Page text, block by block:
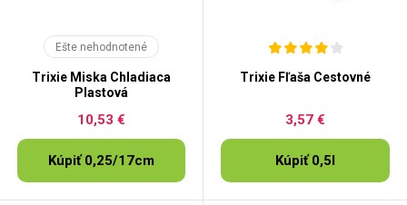
Ešte nehodnotené
Trixie Miska Chladiaca
Plastová
10,53 €
Kúpiť 0,25/17cm
Trixie Fľaša Cestovné
3,57 €
Kúpiť 0,5l